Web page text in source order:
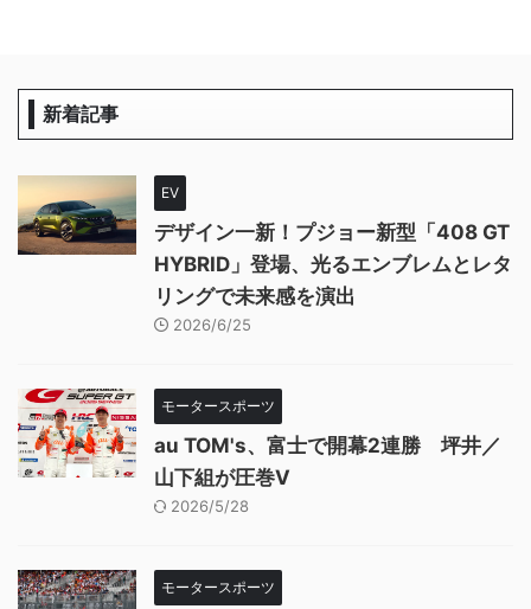
新着記事
EV
デザイン一新！プジョー新型「408 GT
HYBRID」登場、光るエンブレムとレタ
リングで未来感を演出
2026/6/25
モータースポーツ
au TOM's、富士で開幕2連勝 坪井／
山下組が圧巻V
2026/5/28
モータースポーツ